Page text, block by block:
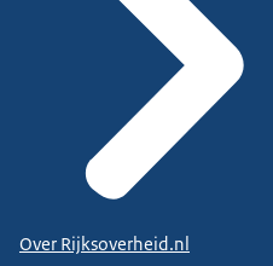
Over Rijksoverheid.nl